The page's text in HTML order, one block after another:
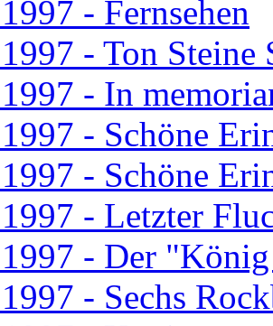
- Fernsehen
- Ton Steine
- In
- Schöne
- Schöne
- Letzter
- Der
- Sechs